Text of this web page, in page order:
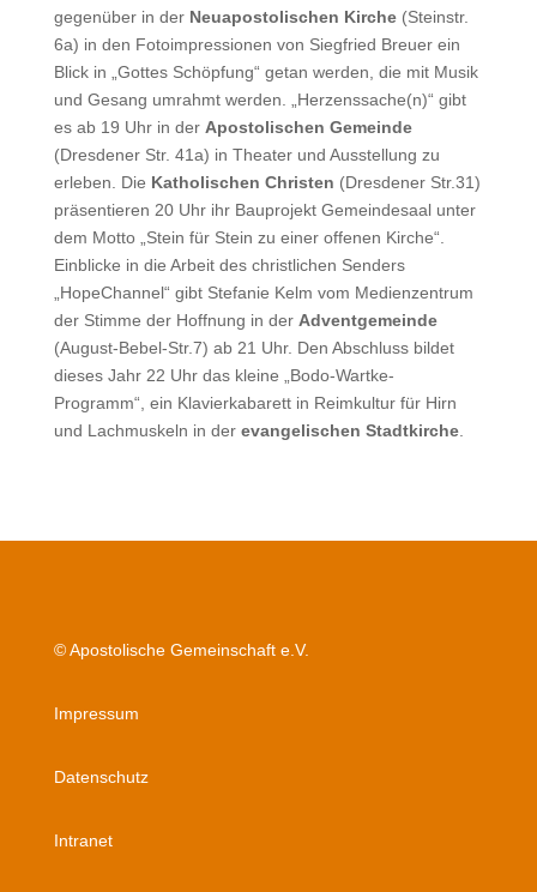
gegenüber in der Neuapostolischen Kirche(Steinstr.
6a) in den Fotoimpressionen von Siegfried Breuer ein
Blick in „Gottes Schöpfung“ getan werden, die mit Musik
und Gesang umrahmt werden. „Herzenssache(n)“ gibt
es ab 19 Uhr in der Apostolischen Gemeinde
(Dresdener Str. 41a) in Theater und Ausstellung zu
erleben. Die Katholischen Christen (Dresdener Str.31)
präsentieren 20 Uhr ihr Bauprojekt Gemeindesaal unter
dem Motto „Stein für Stein zu einer offenen Kirche“.
Einblicke in die Arbeit des christlichen Senders
„HopeChannel“ gibt Stefanie Kelm vom Medienzentrum
der Stimme der Hoffnung in der Adventgemeinde
(August-Bebel-Str.7) ab 21 Uhr. Den Abschluss bildet
dieses Jahr 22 Uhr das kleine „Bodo-Wartke-
Programm“, ein Klavierkabarett in Reimkultur für Hirn
und Lachmuskeln in der evangelischen Stadtkirche.
© Apostolische Gemeinschaft e.V.
Impressum
Datenschutz
Intranet